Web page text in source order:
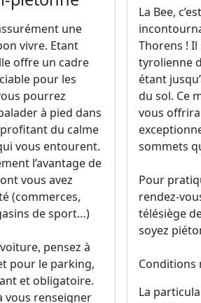
une
vivre. Etant
offre un cadre
pour les
pourrez
à pied dans
du calme
vous entourent.
l’avantage de
vous avez
(commerces,
de sport…)
pensez à
pour le parking,
et obligatoire.
vous renseigner
La Bee,
Thorens ! Il
tyrolienne
étant
du sol. Ce
vous
sommets
Pour
rendez-
télésiège
soyez
Conditions
La